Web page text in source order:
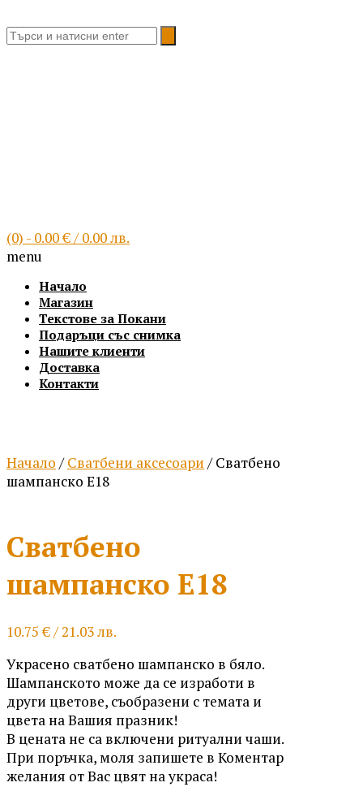
(0) - 0.00 € / 0.00 лв.
menu
Начало
Магазин
Текстове за Покани
Подаръци със снимка
Нашите клиенти
Доставка
Контакти
Начало /Сватбени аксесоари / Сватбено
шампанско Е18
Сватбено
шампанско Е18
10.75€/ 21.03 лв.
Украсено сватбено шампанско в бяло.
Шампанското може да се изработи в
други цветове, съобразени с темата и
цвета на Вашия празник!
В цената не са включени ритуални чаши.
При поръчка, моля запишете в Коментар
желания от Вас цвят на украса!